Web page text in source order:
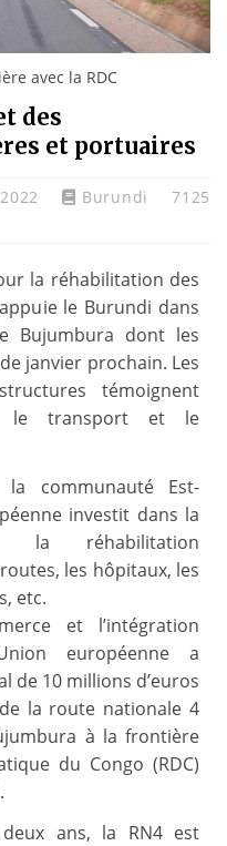
avec la RDC
des
et portuaires
Burundi
7125
la réhabilitation des
le Burundi dans
Bujumbura dont les
janvier prochain. Les
témoignent
le transport et le
communauté Est-
investit dans la
la réhabilitation
les hôpitaux, les
etc.
et l’intégration
européenne a
de 10 millions d’euros
la route nationale 4
à la frontière
du Congo (RDC)
ans, la RN4 est